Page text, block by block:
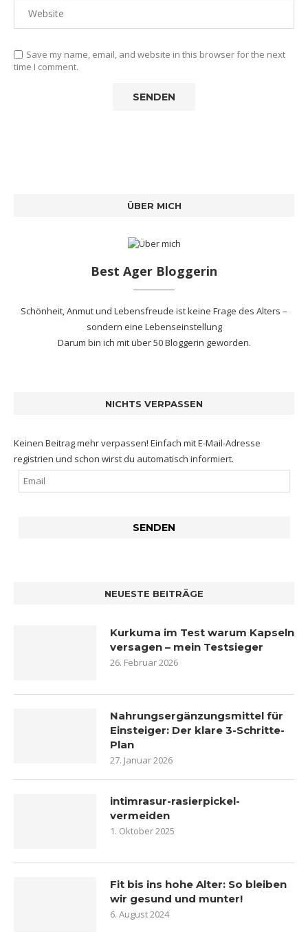
Save my name, email, and website in this browser for the next
time I comment.
ÜBER MICH
Best Ager Bloggerin
Schönheit, Anmut und Lebensfreude ist keine Frage des Alters –
sondern eine Lebenseinstellung
Darum bin ich mitüber 50 Bloggerin geworden.
NICHTS VERPASSEN
Keinen Beitrag mehr verpassen! Einfach mit E-Mail-Adresse
registrien und schon wirst du automatisch informiert.
NEUESTE BEITRÄGE
Kurkuma im Test warum Kapseln
versagen – mein Testsieger
26. Februar 2026
Nahrungsergänzungsmittel für
Einsteiger: Der klare 3-Schritte-
Plan
27. Januar 2026
intimrasur-rasierpickel-
vermeiden
1. Oktober 2025
Fit bis ins hohe Alter: So bleiben
wir gesund und munter!
6. August 2024